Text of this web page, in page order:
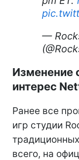
—
Изменение
интерес
Ранее все
игр студии
всего, на